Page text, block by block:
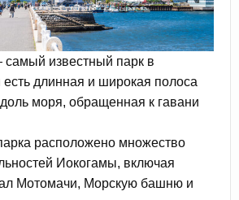
известный парк в
длинная и широкая полоса
моря, обращенная к гавани
расположено множество
Иокогамы, включая
Мотомачи, Морскую башню и